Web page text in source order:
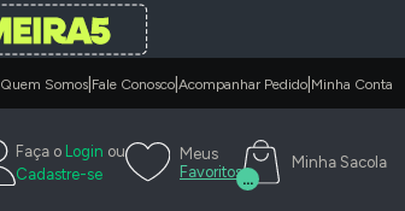
Quem Somos Fale Conosco Acompanhar Pedido Minha Conta
Faça o Login ou
Cadastre-se
Meus
Favoritos
Minha Sacola
...